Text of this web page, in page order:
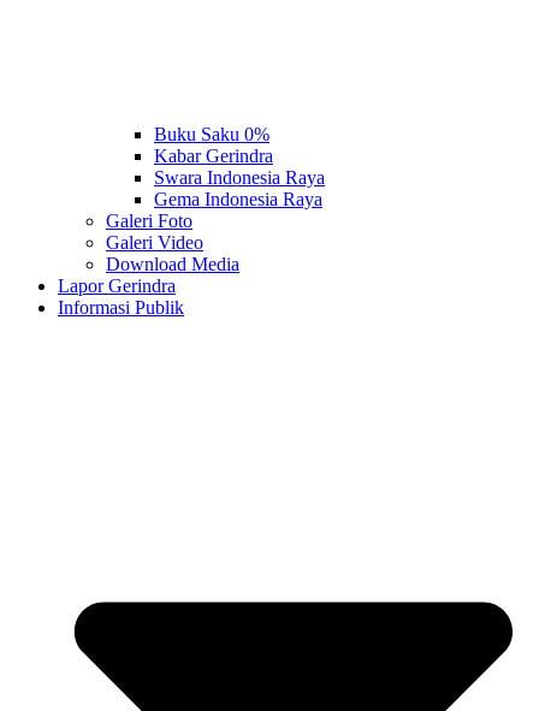
Buku Saku 0%
Kabar Gerindra
Swara Indonesia Raya
Gema Indonesia Raya
Galeri Foto
Galeri Video
Download Media
Lapor Gerindra
Informasi Publik